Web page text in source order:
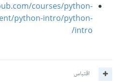
courses/python-
python-intro/python-
intro/
اقتباس